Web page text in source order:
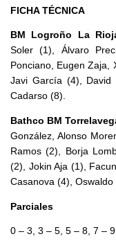
FICHA TÉCNICA
BM Logroño La
Soler (1), Álvaro
Ponciano, Eugen Zaja,
Javi García (4), David
Cadarso (8).
Bathco BM
González, Alonso
Ramos (2), Borja
(2), Jokin Aja (1),
Casanova (4),
Parciales
0 – 3, 3 – 5, 5 – 8, 7 –